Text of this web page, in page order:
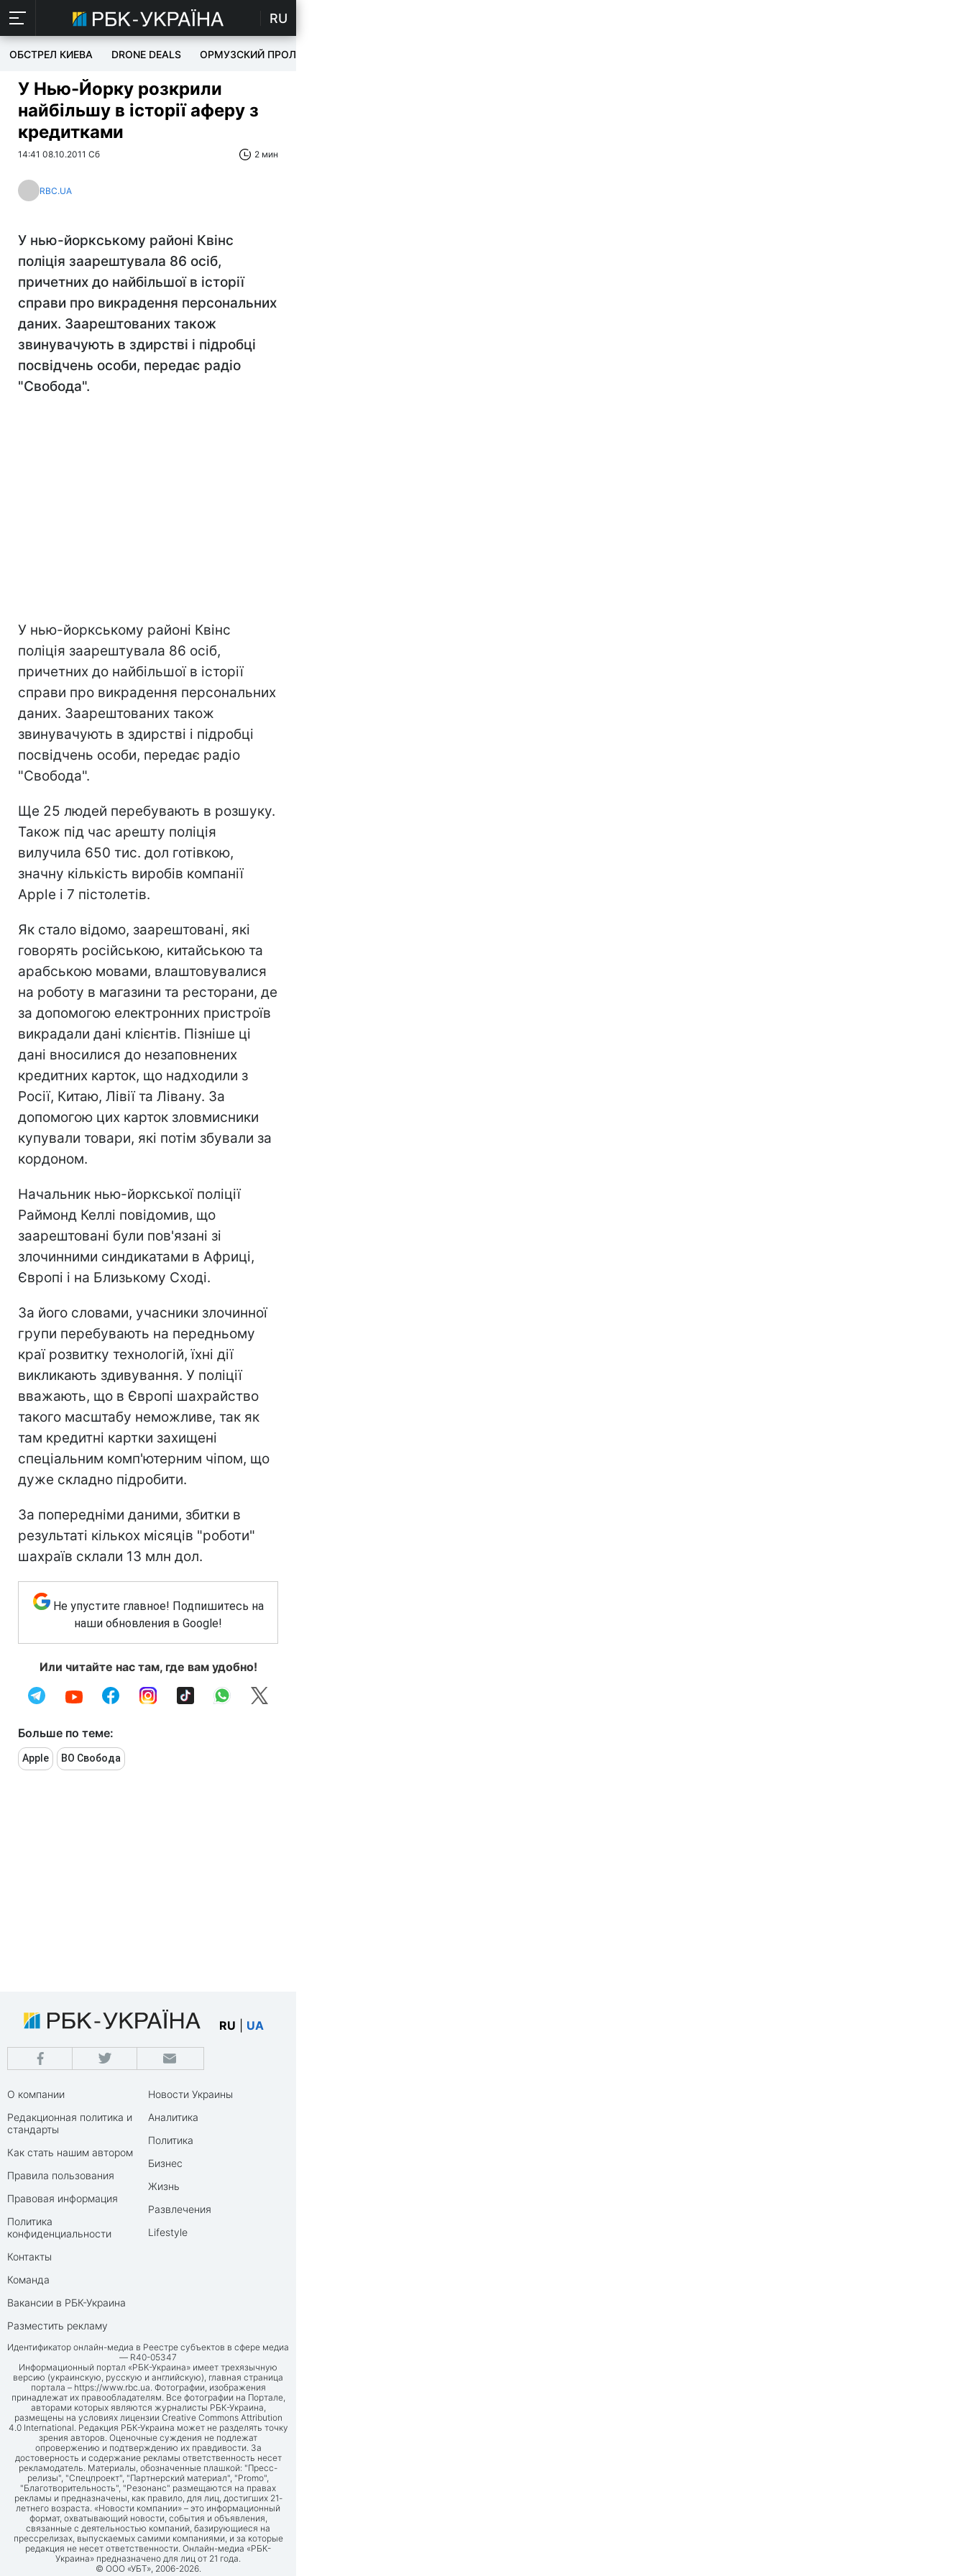
RU
ОБСТРЕЛ КИЕВА DRONE DEALS ОРМУЗСКИЙ ПРОЛИВ
У Нью-Йорку розкрили
найбільшу в історії аферу з
кредитками
14:41 08.10.2011 Сб 2 мин
RBC.UA
У нью-йоркському районі Квінс
поліція заарештувала 86 осіб,
причетних до найбільшої в історії
справи про викрадення персональних
даних. Заарештованих також
звинувачують в здирстві і підробці
посвідчень особи, передає радіо
"Свобода".
У нью-йоркському районі Квінс
поліція заарештувала 86 осіб,
причетних до найбільшої в історії
справи про викрадення персональних
даних. Заарештованих також
звинувачують в здирстві і підробці
посвідчень особи, передає радіо
"Свобода".
Ще 25 людей перебувають в розшуку.
Також під час арешту поліція
вилучила 650 тис. дол готівкою,
значну кількість виробів компанії
Apple і 7 пістолетів.
Як стало відомо, заарештовані, які
говорять російською, китайською та
арабською мовами, влаштовувалися
на роботу в магазини та ресторани, де
за допомогою електронних пристроїв
викрадали дані клієнтів. Пізніше ці
дані вносилися до незаповнених
кредитних карток, що надходили з
Росії, Китаю, Лівії та Лівану. За
допомогою цих карток зловмисники
купували товари, які потім збували за
кордоном.
Начальник нью-йоркської поліції
Раймонд Келлі повідомив, що
заарештовані були пов'язані зі
злочинними синдикатами в Африці,
Європі і на Близькому Сході.
За його словами, учасники злочинної
групи перебувають на передньому
краї розвитку технологій, їхні дії
викликають здивування. У поліції
вважають, що в Європі шахрайство
такого масштабу неможливе, так як
там кредитні картки захищені
спеціальним комп'ютерним чіпом, що
дуже складно підробити.
За попередніми даними, збитки в
результаті кількох місяців "роботи"
шахраїв склали 13 млн дол.
Не упустите главное! Подпишитесь на
наши обновления в Google!
Или читайте нас там, где вам удобно!
Больше по теме:
Apple ВО Свобода
RU UA
О компании
Редакционная политика и
стандарты
Как стать нашим автором
Правила пользования
Правовая информация
Политика
конфиденциальности
Контакты
Команда
Вакансии в РБК-Украина
Разместить рекламу
Новости Украины
Аналитика
Политика
Бизнес
Жизнь
Развлечения
Lifestyle
Идентификатор онлайн-медиа в Реестре субъектов в сфере медиа
— R40-05347
Информационный портал «РБК-Украина» имеет трехязычную
версию (украинскую, русскую и английскую), главная страница
портала – https://www.rbc.ua. Фотографии, изображения
принадлежат их правообладателям. Все фотографии на Портале,
авторами которых являются журналисты РБК-Украина,
размещены на условиях лицензии Creative Commons Attribution
4.0 International. Редакция РБК-Украина может не разделять точку
зрения авторов. Оценочные суждения не подлежат
опровержению и подтверждению их правдивости. За
достоверность и содержание рекламы ответственность несет
рекламодатель. Материалы, обозначенные плашкой: "Пресс-
релизы", "Спецпроект", "Партнерский материал", "Promo",
"Благотворительность", "Резонанс" размещаются на правах
рекламы и предназначены, как правило, для лиц, достигших 21-
летнего возраста. «Новости компании» – это информационный
формат, охватывающий новости, события и объявления,
связанные с деятельностью компаний, базирующиеся на
прессрелизах, выпускаемых самими компаниями, и за которые
редакция не несет ответственности. Онлайн-медиа «РБК-
Украина» предназначено для лиц от 21 года.
© ООО «УБТ», 2006-2026.